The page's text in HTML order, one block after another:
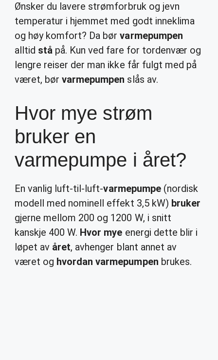
Ønsker du lavere strømforbruk og jevn
temperatur i hjemmet med godt inneklima
og høy komfort? Da børvarmepumpen
alltid stå på. Kun ved fare for tordenvær og
lengre reiser der man ikke får fulgt med på
været, børvarmepumpen slås av.
Hvor mye strøm
bruker en
varmepumpe i året?
En vanlig luft-til-luft-varmepumpe(nordisk
modell med nominell effekt 3,5 kW) bruker
gjerne mellom 200 og 1200 W, i snitt
kanskje 400 W. Hvor mye energi dette blir i
løpet av året, avhenger blant annet av
været og hvordan varmepumpen brukes.